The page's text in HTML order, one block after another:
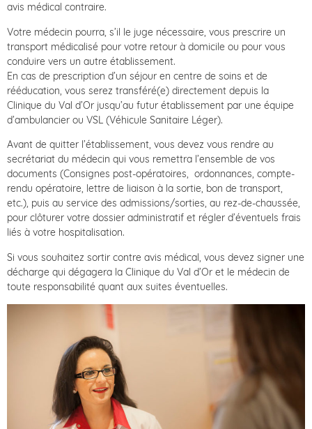
avis médical contraire.
Votre médecin pourra, s’il le juge nécessaire, vous prescrire un
transport médicalisé pour votre retour à domicile ou pour vous
conduire vers un autre établissement.
En cas de prescription d’un séjour en centre de soins et de
rééducation, vous serez transféré(e) directement depuis la
Clinique du Val d’Or jusqu’au futur établissement par une équipe
d’ambulancier ou VSL (Véhicule Sanitaire Léger).
Avant de quitter l’établissement, vous devez vous rendre au
secrétariat du médecin qui vous remettra l’ensemble de vos
documents (Consignes post-opératoires, ordonnances, compte-
rendu opératoire, lettre de liaison à la sortie, bon de transport,
etc.), puis au service des admissions/sorties, au rez-de-chaussée,
pour clôturer votre dossier administratif et régler d’éventuels frais
liés à votre hospitalisation.
Si vous souhaitez sortir contre avis médical, vous devez signer une
décharge qui dégagera la Clinique du Val d’Or et le médecin de
toute responsabilité quant aux suites éventuelles.